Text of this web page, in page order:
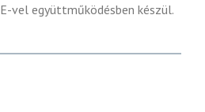
vel együttműködésben készül.